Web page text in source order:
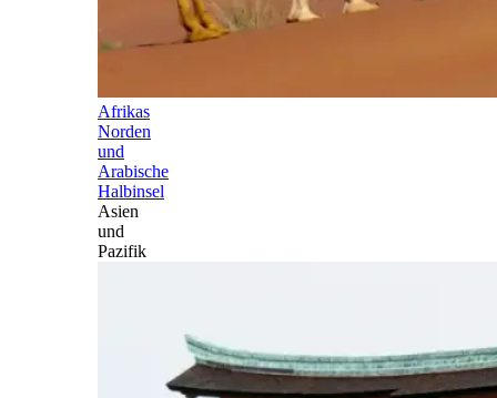
Afrikas
Norden
und
Arabische
Halbinsel
Asien
und
Pazifik